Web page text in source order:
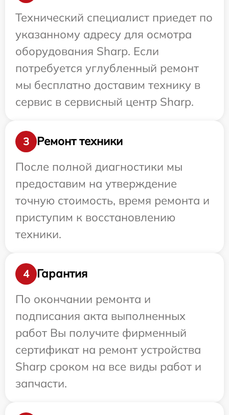
Технический специалист приедет по
указанному адресу для осмотра
оборудования Sharp. Если
потребуется углубленный ремонт
мы бесплатно доставим технику в
сервис в сервисный центр Sharp.
3
Ремонт техники
После полной диагностики мы
предоставим на утверждение
точную стоимость, время ремонта и
приступим к восстановлению
техники.
4
Гарантия
По окончании ремонта и
подписания акта выполненных
работ Вы получите фирменный
сертификат на ремонт устройства
Sharp сроком на все виды работ и
запчасти.